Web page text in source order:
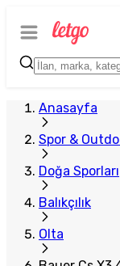
Anasayfa
Spor &
Doğa Sporları
Balıkçılık
Olta
Plus Satıcı